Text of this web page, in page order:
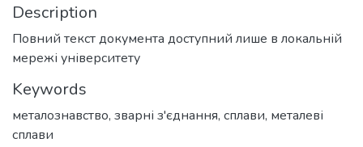
Description
Повний текст документа доступний лише в локальній
мережі університету
Keywords
металознавство, зварні з'єднання, сплави, металеві
сплави